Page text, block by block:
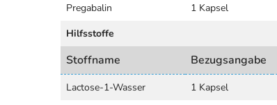
Pregabalin 1 Kapsel
Hilfsstoffe
Stoffname Bezugsangabe
Lactose-1-Wasser 1 Kapsel